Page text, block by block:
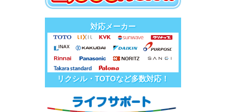
対応メーカー
リクシル・TOTOなど多数対応！